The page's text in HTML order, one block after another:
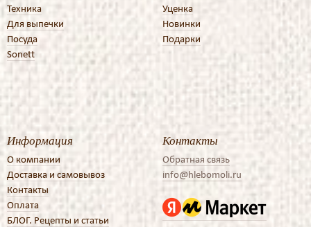
Техника
Для выпечки
Посуда
Sonett
Уценка
Новинки
Подарки
Информация
О компании
Доставка и самовывоз
Контакты
Оплата
БЛОГ. Рецепты и статьи
Контакты
Обратная связь
info@hlebomoli.ru